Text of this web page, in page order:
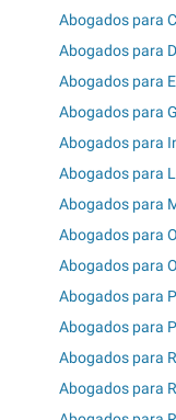
Abogados para
Abogados para
Abogados para
Abogados para
Abogados para
Abogados para
Abogados para
Abogados para
Abogados para
Abogados para
Abogados para
Abogados para
Abogados para